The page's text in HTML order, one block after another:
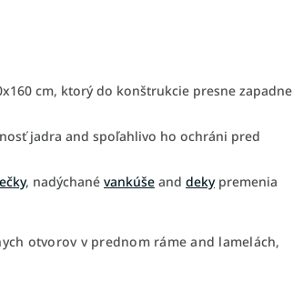
cm, ktorý do konštrukcie presne zapadne
jadra and spoľahlivo ho ochráni pred
, nadýchané vankúše and dekypremenia
otvorov v prednom ráme and lamelách,